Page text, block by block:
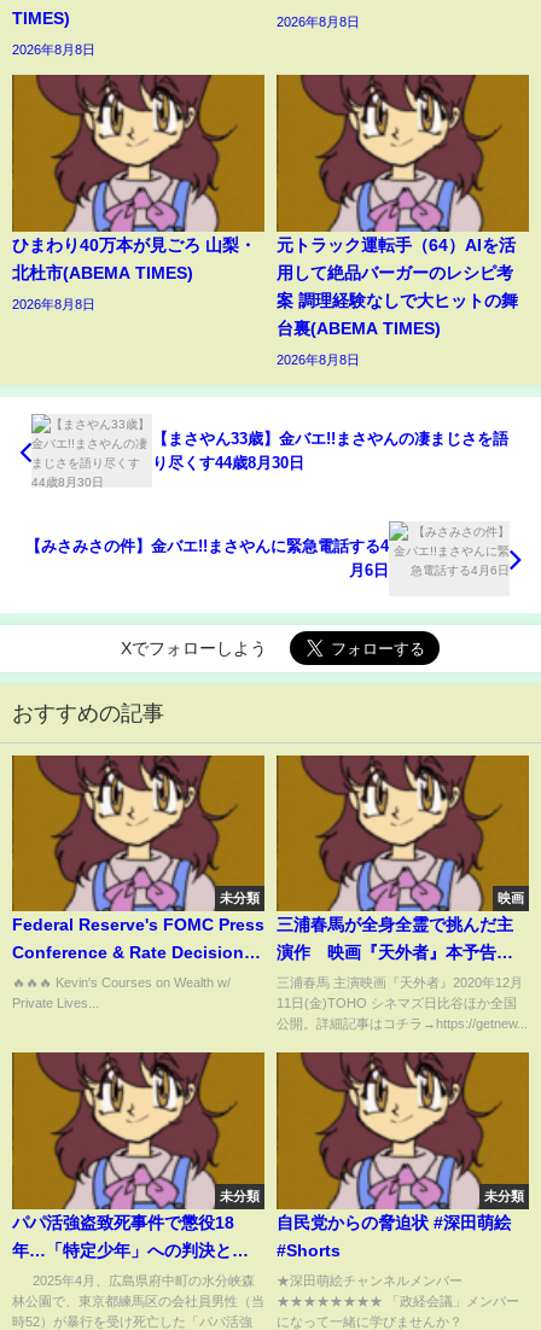
TIMES)
2026年8月8日
2026年8月8日
ひまわり40万本が見ごろ 山梨・
北杜市(ABEMA TIMES)
2026年8月8日
元トラック運転手（64）AIを活
用して絶品バーガーのレシピ考
案 調理経験なしで大ヒットの舞
台裏(ABEMA TIMES)
2026年8月8日
【まさやん33歳】金バエ!!まさやんの凄まじさを語
り尽くす44歳8月30日
【みさみさの件】金バエ!!まさやんに緊急電話する4
月6日
Xでフォローしよう
おすすめの記事
未分類
Federal Reserve's FOMC Press
Conference & Rate Decision
[Live].
🔥🔥🔥 Kevin's Courses on Wealth w/
Private Lives...
映画
三浦春馬が全身全霊で挑んだ主
演作 映画『天外者』本予告
時代を超え、志は未来に生き続
ける――
三浦春馬 主演映画『天外者』2020年12月
11日(金)TOHO シネマズ日比谷ほか全国
公開。詳細記事はコチラ→https://getnew...
未分類
パパ活強盗致死事件で懲役18
年…「特定少年」への判決とし
て妥当？ 弁護士が見解(ABEMA
TIMES)
2025年4月、広島県府中町の水分峡森
林公園で、東京都練馬区の会社員男性（当
時52）が暴行を受け死亡した「パパ活強
未分類
自民党からの脅迫状 #深田萌絵
#Shorts
★深田萌絵チャンネルメンバー
★★★★★★★★ 「政経会議」メンバー
になって一緒に学びませんか？